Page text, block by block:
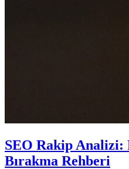
SEO Rakip
Bırakma Rehberi